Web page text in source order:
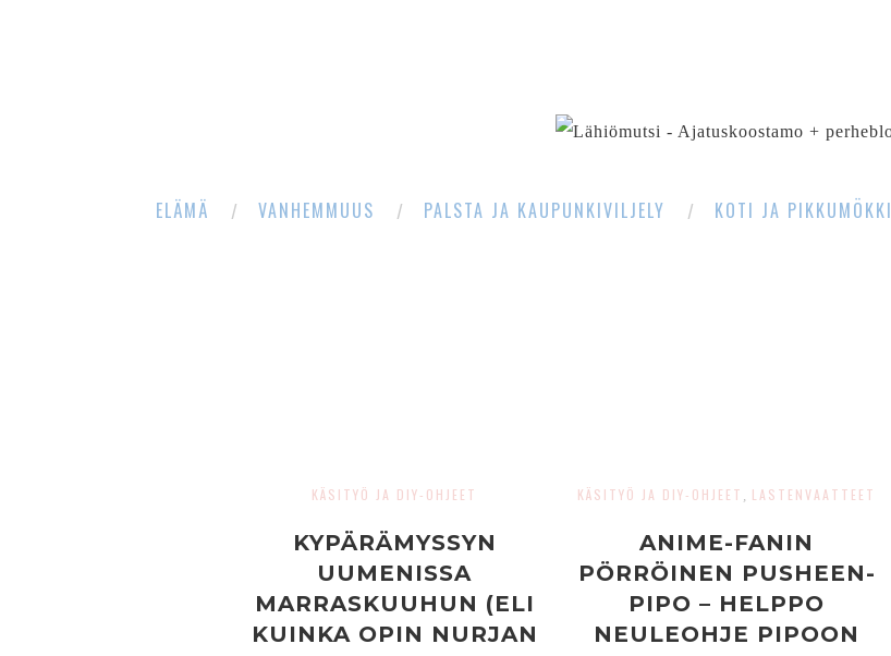
ELÄMÄ VANHEMMUUS PALSTA JA KAUPUNKIVILJELY KOTI JA PIKKUMÖKKI
KÄSITYÖ JA DIY-OHJEET
KYPÄRÄMYSSYN
UUMENISSA
MARRASKUUHUN (ELI
KUINKA OPIN NURJAN
KÄSITYÖ JA DIY-OHJEET , LASTENVAATTEET
ANIME-FANIN
PÖRRÖINEN PUSHEEN-
PIPO – HELPPO
NEULEOHJE PIPOON